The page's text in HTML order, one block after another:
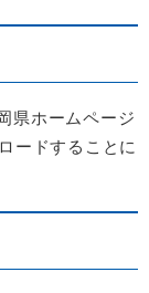
県ホームページ
ードすることに